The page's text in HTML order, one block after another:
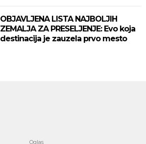
OBJAVLJENA LISTA NAJBOLJIH
ZEMALJA ZA PRESELJENJE: Evo koja
destinacija je zauzela prvo mesto